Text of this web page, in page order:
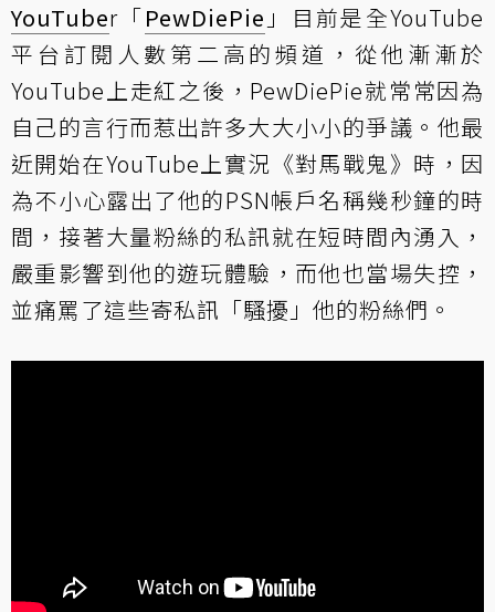
YouTuber「PewDiePie 」目前是全YouTube
平台訂閱人數第二高的頻道，從他漸漸於
YouTube上走紅之後，PewDiePie就常常因為
自己的言行而惹出許多大大小小的爭議。他最
近開始在YouTube上實況《對馬戰鬼》時，因
為不小心露出了他的PSN帳戶名稱幾秒鐘的時
間，接著大量粉絲的私訊就在短時間內湧入，
嚴重影響到他的遊玩體驗，而他也當場失控，
並痛罵了這些寄私訊「騷擾」他的粉絲們。